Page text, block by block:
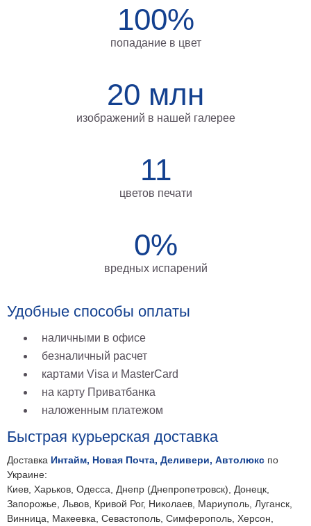
100%
попадание в цвет
20 млн
изображений в нашей галерее
11
цветов печати
0%
вредных испарений
Удобные способы оплаты
наличными в офисе
безналичный расчет
картами Visa и MasterCard
на карту Приватбанка
наложенным платежом
Быстрая курьерская доставка
Доставка Интайм, Новая Почта, Деливери, Автолюкс по
Украине:
Киев, Харьков, Одесса, Днепр (Днепропетровск), Донецк,
Запорожье, Львов, Кривой Рог, Николаев, Мариуполь, Луганск,
Винница, Макеевка, Севастополь, Симферополь, Херсон,